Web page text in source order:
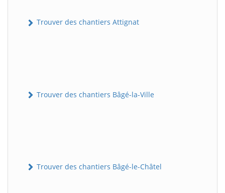
Trouver des chantiers Attignat
Trouver des chantiers Bâgé-la-Ville
Trouver des chantiers Bâgé-le-Châtel